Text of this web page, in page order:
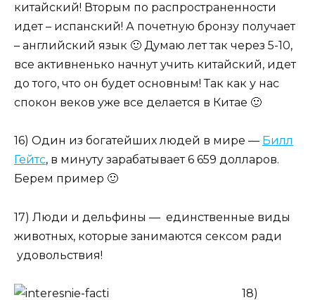
китайский! Вторым по распространенности
идет – испанский! А почетную бронзу получает
– английский язык 🙂 Думаю лет так через 5-10,
все активненько начнут учить китайский, идет
до того, что он будет основным! Так как у нас
спокон веков уже все делается в Китае 🙂
16) Один из богатейших людей в мире — Билл
Гейтс, в минуту зарабатывает 6 659 долларов.
Берем пример 🙂
17) Люди и дельфины — единственные виды
животных, которые занимаются сексом ради
удовольствия!
18)